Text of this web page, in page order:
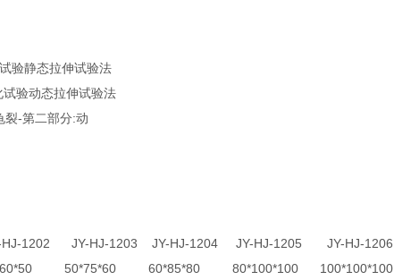
验静态拉伸试验法
验动态拉伸试验法
裂-第二部分:动
JY-HJ-1203 JY-HJ-1204 JY-HJ-1205 JY-HJ-1206
50*60*50 50*75*60 60*85*80 80*100*100 100*100*100